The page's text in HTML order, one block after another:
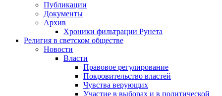
Публикации
Документы
Архив
Хроники фильтрации Рунета
Религия в светском обществе
Новости
Власти
Правовое регулирование
Покровительство властей
Чувства верующих
Участие в выборах и в политической